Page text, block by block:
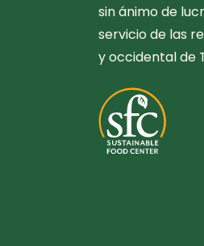
sin ánimo de
servicio de las
y occidental de